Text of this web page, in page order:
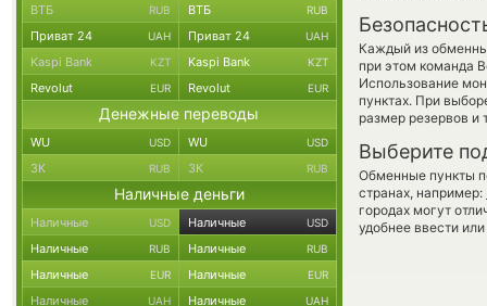
Каждый из
при этом команда
Использование
пунктах. При
размер резервов и
Выберите
Обменные пункты
странах, например:
городах могут
удобнее ввести
ВТБ RUB ВТБ RUB
Приват 24 UAH Приват 24 UAH
Kaspi Bank KZT Kaspi Bank KZT
Revolut EUR Revolut EUR
Денежные переводы
WU USD WU USD
ЗК RUB ЗК RUB
Наличные деньги
Наличные USD Наличные USD
Наличные RUB Наличные RUB
Наличные EUR Наличные EUR
Наличные UAH Наличные UAH